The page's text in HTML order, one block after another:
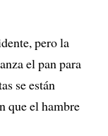
pero la
el pan para
se están
que el hambre